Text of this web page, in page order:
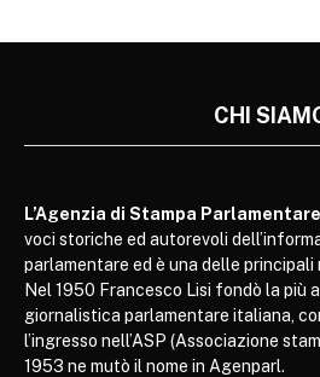
CHI
L’Agenzia di Stampa
voci storiche ed autorevoli
parlamentare ed è una delle principali
Nel 1950 Francesco Lisi fondò la più
giornalistica parlamentare italiana,
l’ingresso nell’ASP (Associazione
1953 ne mutò il nome in Agenparl.